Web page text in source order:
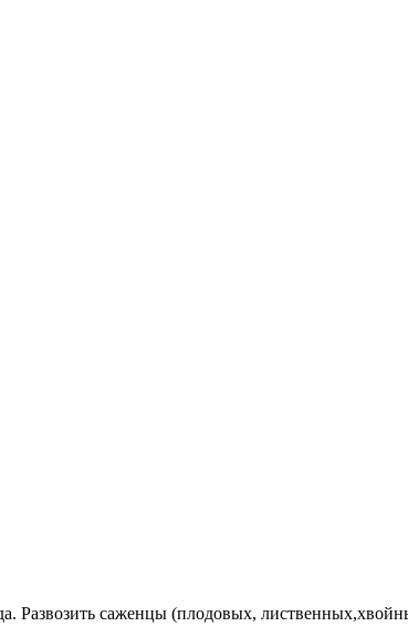
Развозить саженцы (плодовых,